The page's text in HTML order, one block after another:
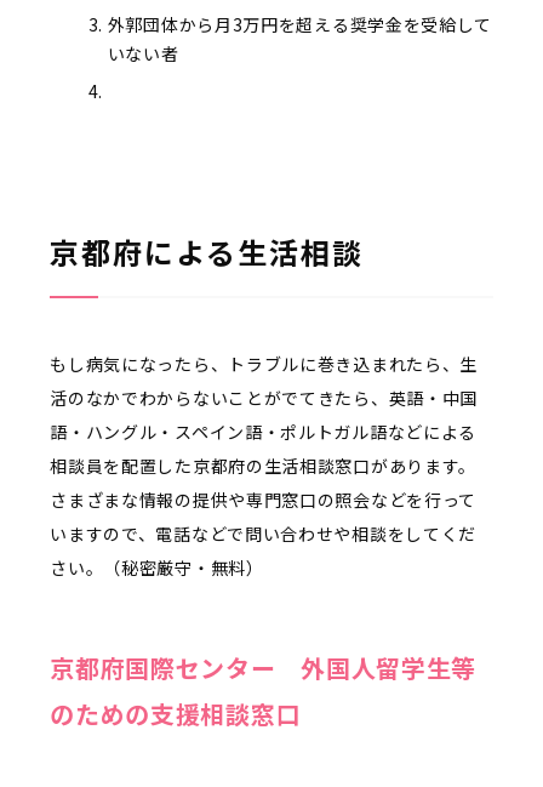
外郭団体から月3万円を超える奨学金を受給して
いない者
京都府による生活相談
もし病気になったら、トラブルに巻き込まれたら、生
活のなかでわからないことがでてきたら、英語・中国
語・ハングル・スペイン語・ポルトガル語などによる
相談員を配置した京都府の生活相談窓口があります。
さまざまな情報の提供や専門窓口の照会などを行って
いますので、電話などで問い合わせや相談をしてくだ
さい。（秘密厳守・無料）
京都府国際センター 外国人留学生等
のための支援相談窓口